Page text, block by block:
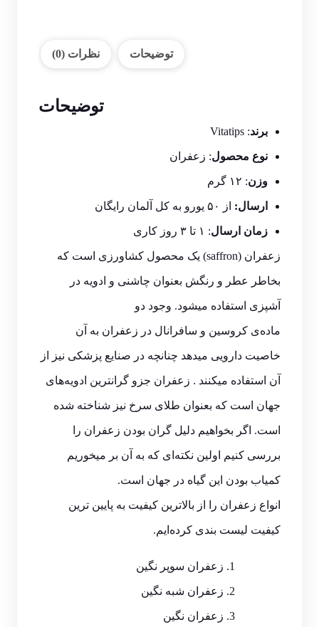
توضیحات نظرات (0)
توضیحات
برند: Vitatips
نوع محصول: زعفران
وزن: ۱۲ گرم
ارسال: از ۵۰ یورو به کل آلمان رایگان
زمان ارسال: ۱ تا ۳ روز کاری
زعفران (saffron) یک محصول کشاورزی است که
بخاطر عطر و رنگش بعنوان چاشنی و ادویه‌ در
آشپزی استفاده میشود. وجود دو
ماده‌ی کروسین و سافرانال در زعفران به آن
خاصیت دارویی میدهد چنانچه در صنایع پزشکی نیز از
آن استفاده میکنند . زعفران جزو گرانترین ادویه‌های
جهان است که بعنوان طلای سرخ نیز شناخته شده
است. اگر بخواهیم دلیل گران بودن زعفران را
بررسی کنیم اولین نکته‌ای که به آن بر میخوریم
کمیاب بودن این گیاه در جهان است.
انواع زعفران را از بالاترین کیفیت به پایین ترین
کیفیت لیست بندی کرده‌ایم.
زعفران سوپر نگین
زعفران شبه نگین
زعفران نگین